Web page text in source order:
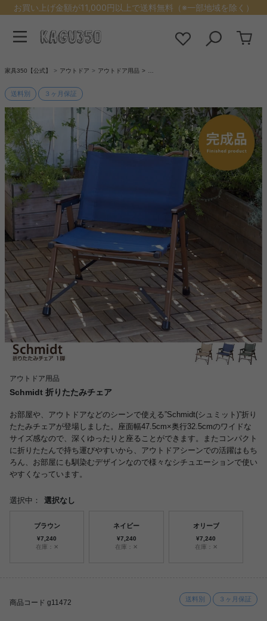
お買い上げ金額が11,000円以上で送料無料（※一部地域を除く）
家具350【公式】 アウトドア アウトドア用品
送料別 ３ヶ月保証
アウトドア用品
Schmidt 折りたたみチェア
お部屋や、アウトドアなどのシーンで使える”Schmidt(シュミット)”折り
たたみチェアが登場しました。座面幅47.5cm×奥行32.5cmのワイドな
サイズ感なので、深くゆったりと座ることができます。またコンパクト
に折りたたんで持ち運びやすいから、アウトドアシーンでの活躍はもち
ろん、お部屋にも馴染むデザインなので様々なシチュエーションで使い
やすくなっています。
選択中： 選択なし
ブラウン
¥7,240
在庫：✕
ネイビー
¥7,240
在庫：✕
オリーブ
¥7,240
在庫：✕
商品コード g11472 送料別 ３ヶ月保証